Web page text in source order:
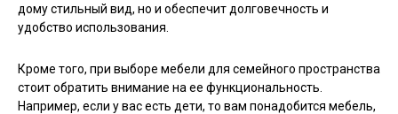
дому стильный вид, но и обеспечит долговечность и
удобство использования.
Кроме того, при выборе мебели для семейного пространства
стоит обратить внимание на ее функциональность.
Например, если у вас есть дети, то вам понадобится мебель,